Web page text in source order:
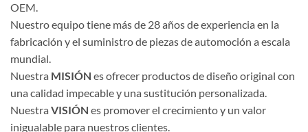
OEM.
Nuestro equipo tiene más de 28 años de experiencia en la
fabricación y el suministro de piezas de automoción a escala
mundial.
Nuestra MISIÓN es ofrecer productos de diseño original con
una calidad impecable y una sustitución personalizada.
Nuestra VISIÓN es promover el crecimiento y un valor
inigualable para nuestros clientes.